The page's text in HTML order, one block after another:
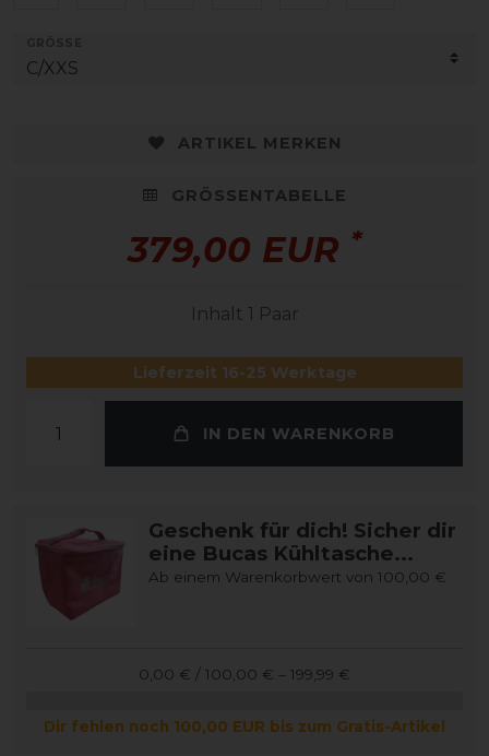
ARTIKEL MERKEN
GRÖSSENTABELLE
379,00 EUR *
Inhalt 1 Paar
Lieferzeit 16-25 Werktage
IN DEN WARENKORB
Geschenk für dich! Sicher dir
eine Bucas Kühltasche...
Ab einem Warenkorbwert von 100,00 €
0,00 € / 100,00 € – 199,99 €
Dir fehlen noch 100,00 EUR bis zum Gratis-Artikel